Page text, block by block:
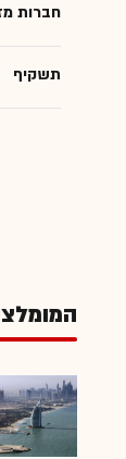
חברות
תשקיף
מניות
משקיעים
שוק ההון